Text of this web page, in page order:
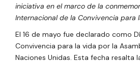
iniciativa en el marco de la
Internacional de la Convivencia para
El 16 de mayo fue declarado como
Convivencia para la vida por la
Naciones Unidas. Esta fecha resalta